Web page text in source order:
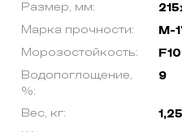
Размер, мм:
Марка прочности: М-
Морозостойкость:
Водопоглощение,
%:
9
Вес, кг: 1,25